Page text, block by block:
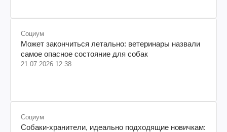
Социум
Может закончиться летально: ветеринары назвали
самое опасное состояние для собак
21.07.2026 12:38
Социум
Собаки-хранители, идеально подходящие новичкам: